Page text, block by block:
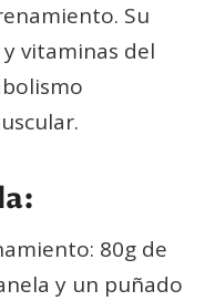
Su
vitaminas del
80g de
y un puñado